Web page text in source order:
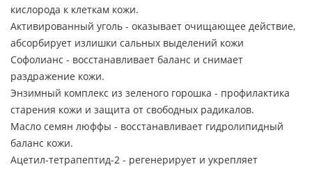
кислорода к клеткам кожи.
Активированный уголь - оказывает очищающее действие,
абсорбирует излишки сальных выделений кожи
Софолианс - восстанавливает баланс и снимает
раздражение кожи.
Энзимный комплекс из зеленого горошка - профилактика
старения кожи и защита от свободных радикалов.
Масло семян люффы - восстанавливает гидролипидный
баланс кожи.
Ацетил-тетрапептид-2 - регенерирует и укрепляет